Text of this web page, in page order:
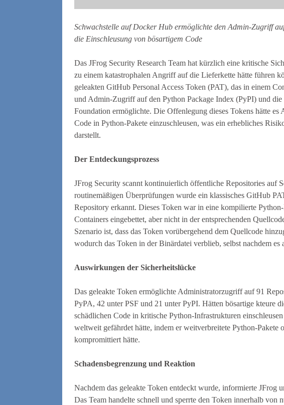
Schwachstelle auf Docker Hub ermöglichte den Admin-Zugriff
die Einschleusung von bösartigem Code
Das JFrog Security Research Team hat kürzlich eine kritische
zu einem katastrophalen Angriff auf die Lieferkette hätte führen
geleakten GitHub Personal Access Token (PAT), das in einem
und Admin-Zugriff auf den Python Package Index (PyPI) und
Foundation ermöglichte. Die Offenlegung dieses Tokens hätte
Code in Python-Pakete einzuschleusen, was ein erhebliches
darstellt.
Der Entdeckungsprozess
JFrog Security scannt kontinuierlich öffentliche Repositories auf
routinemäßigen Überprüfungen wurde ein klassisches GitHub
Repository erkannt. Dieses Token war in eine kompilierte
Containers eingebettet, aber nicht in der entsprechenden
Szenario ist, dass das Token vorübergehend dem Quellcode
wodurch das Token in der Binärdatei verblieb, selbst nachdem es
Auswirkungen der Sicherheitslücke
Das geleakte Token ermöglichte Administratorzugriff auf 91
PyPA, 42 unter PSF und 21 unter PyPI. Hätten bösartige kteure
schädlichen Code in kritische Python-Infrastrukturen
weltweit gefährdet hätte, indem er weitverbreitete Python-Pakete
kompromittiert hätte.
Schadensbegrenzung und Reaktion
Nachdem das geleakte Token entdeckt wurde, informierte JFrog
Das Team handelte schnell und sperrte den Token innerhalb